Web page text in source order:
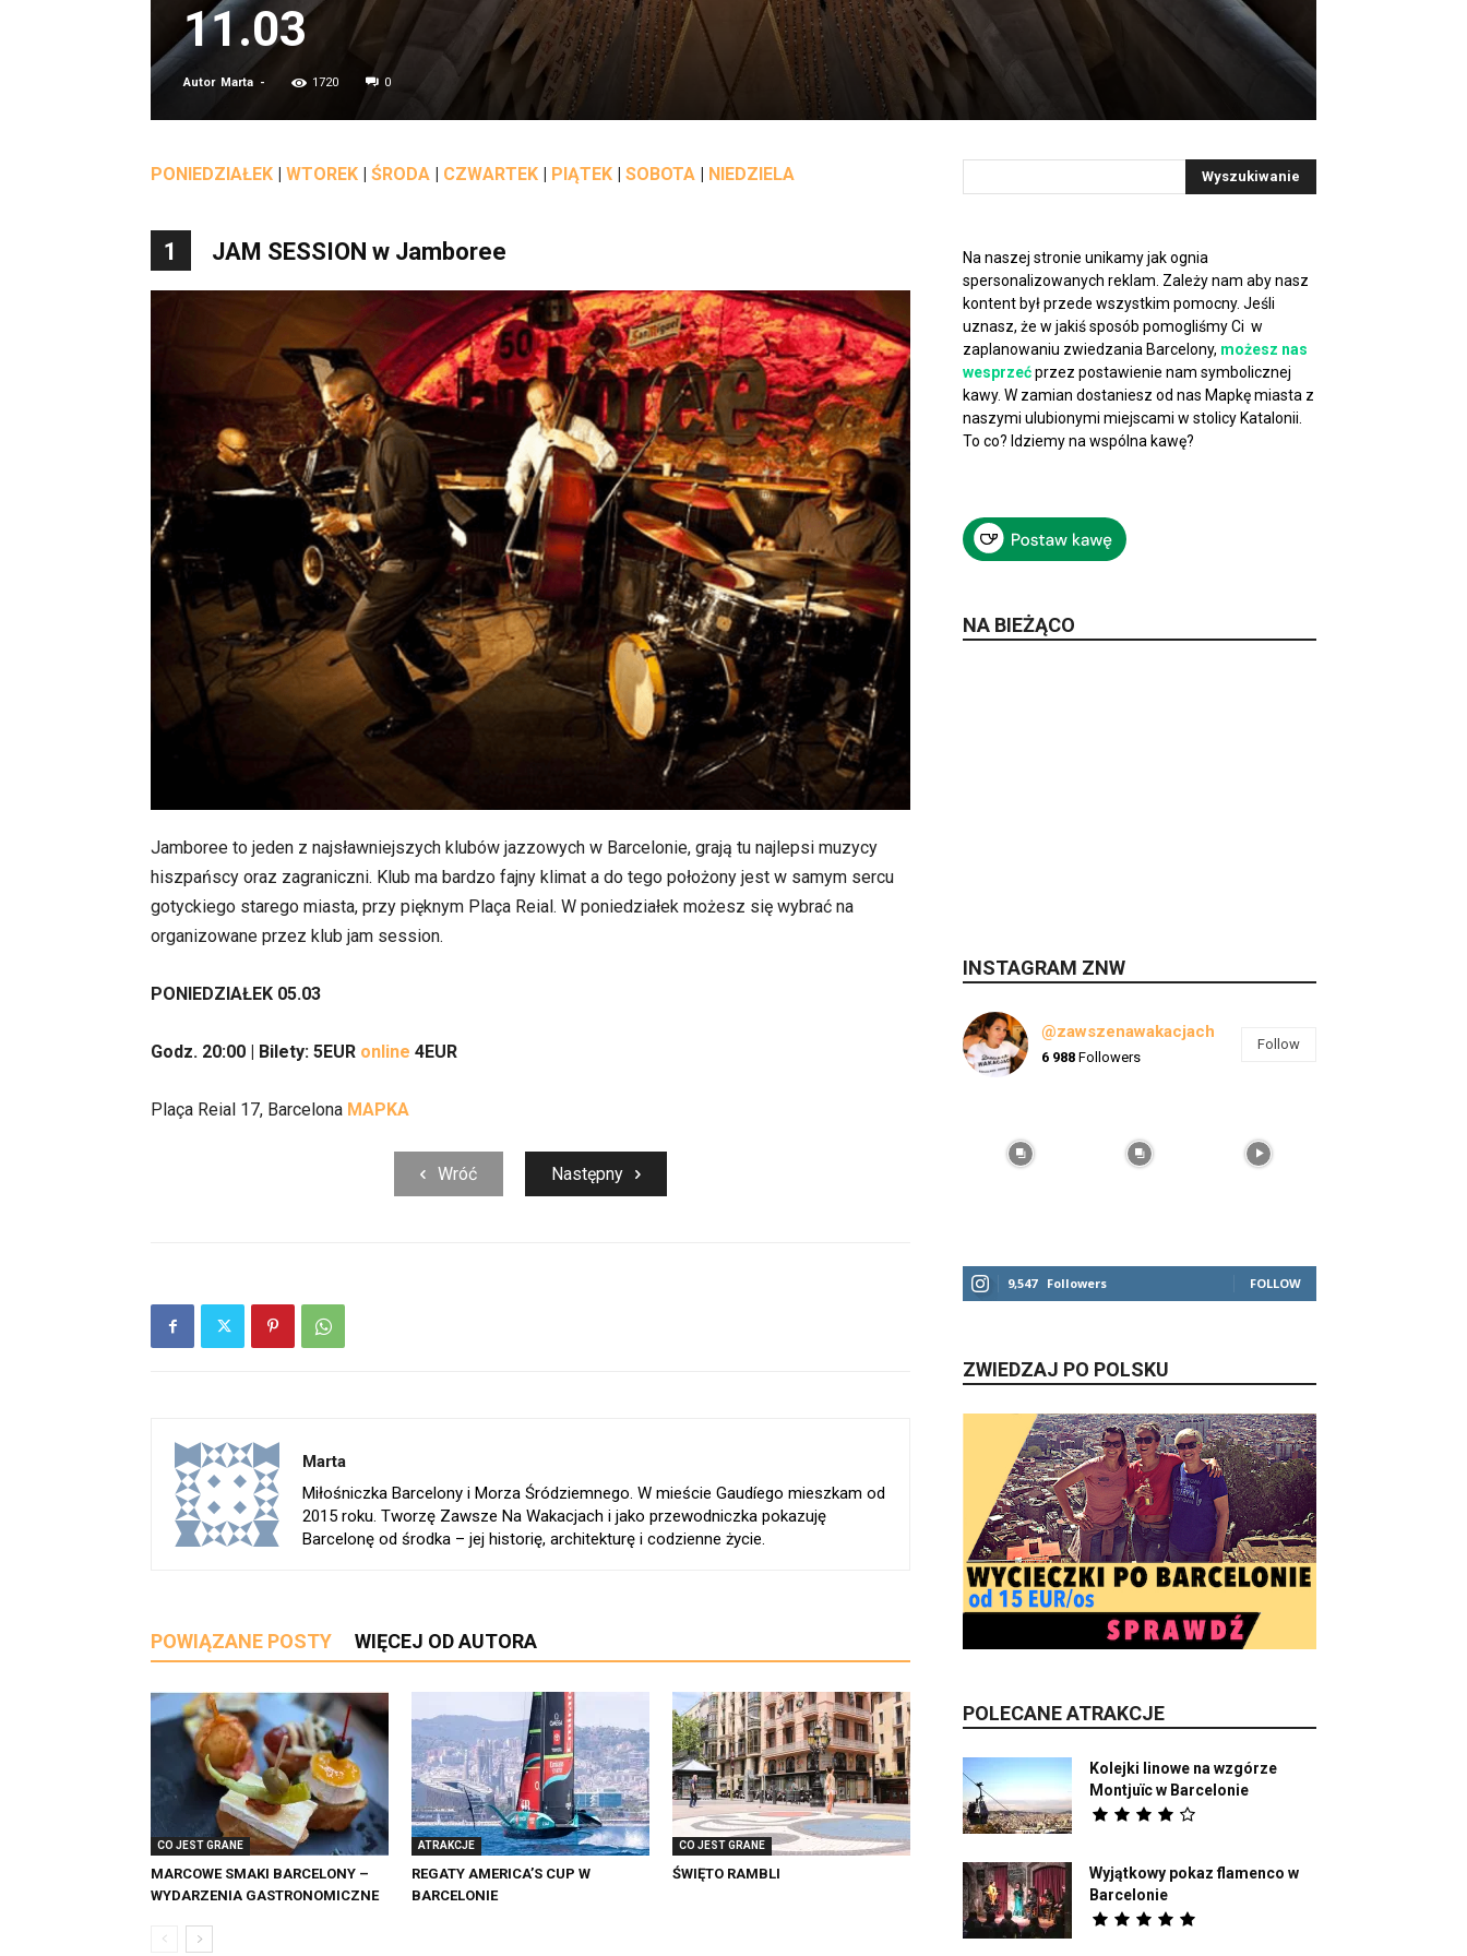
11.03
Autor Marta - 1720 0
PONIEDZIAŁEK | WTOREK | ŚRODA | CZWARTEK | PIĄTEK | SOBOTA | NIEDZIELA
1 JAM SESSION w Jamboree
Jamboree to jeden z najsławniejszych klubów jazzowych w Barcelonie, grają tu najlepsi muzycy
hiszpańscy oraz zagraniczni. Klub ma bardzo fajny klimat a do tego położony jest w samym sercu
gotyckiego starego miasta, przy pięknym Plaça Reial. W poniedziałek możesz się wybrać na
organizowane przez klub jam session.
PONIEDZIAŁEK 05.03
Godz. 20:00 | Bilety: 5EUR online 4EUR
Plaça Reial 17, Barcelona MAPKA
Wróć Następny
Marta
Miłośniczka Barcelony i Morza Śródziemnego. W mieście Gaudíego mieszkam od
2015 roku. Tworzę Zawsze Na Wakacjach i jako przewodniczka pokazuję
Barcelonę od środka – jej historię, architekturę i codzienne życie.
POWIĄZANE POSTY WIĘCEJ OD AUTORA
CO JEST GRANE
MARCOWE SMAKI BARCELONY –
WYDARZENIA GASTRONOMICZNE
ATRAKCJE
REGATY AMERICA’S CUP W
BARCELONIE
CO JEST GRANE
ŚWIĘTO RAMBLI
Na naszej stronie unikamy jak ognia
spersonalizowanych reklam. Zależy nam aby nasz
kontent był przede wszystkim pomocny. Jeśli
uznasz, że w jakiś sposób pomogliśmy Ci w
zaplanowaniu zwiedzania Barcelony, możesz nas
wesprzećprzez postawienie nam symbolicznej
kawy. W zamian dostaniesz od nas Mapkę miasta z
naszymi ulubionymi miejscami w stolicy Katalonii.
To co? Idziemy na wspólna kawę?
NA BIEŻĄCO
INSTAGRAM ZNW
@zawszenawakacjach
6 988 Followers
Follow
9,547 Followers FOLLOW
ZWIEDZAJ PO POLSKU
POLECANE ATRAKCJE
Kolejki linowe na wzgórze
Montjuïc w Barcelonie
Wyjątkowy pokaz flamenco w
Barcelonie